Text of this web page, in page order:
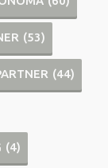
(53)
(44)
(4)